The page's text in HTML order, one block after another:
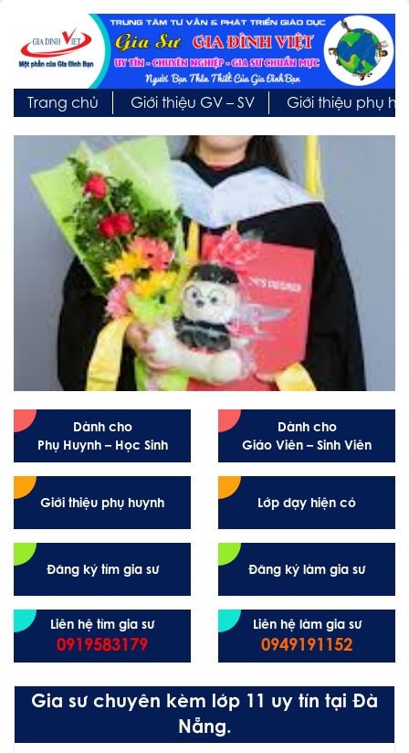
Trang chủ Giới thiệu GV – SV Giới thiệu phụ
Dành cho
Phụ Huynh – Học Sinh
Giới thiệu phụ huynh
Đăng ký tìm gia sư
Liên hệ tìm gia sư
0919583179
Dành cho
Giáo Viên – Sinh Viên
Lớp dạy hiện có
Đăng ký làm gia sư
Liên hệ làm gia sư
0949191152
Gia sư chuyên kèm lớp 11 uy tín tại Đà
Nẵng.